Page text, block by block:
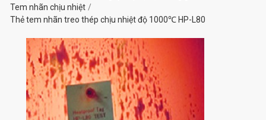
Tem nhãn chịu nhiệt
Thẻ tem nhãn treo thép chịu nhiệt độ 1000℃ HP-L80